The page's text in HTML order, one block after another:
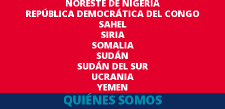
NORESTE DE NIGERIA
REPÚBLICA DEMOCRÁTICA DEL CONGO
SAHEL
SIRIA
SOMALIA
SUDÁN
SUDÁN DEL SUR
UCRANIA
YEMEN
QUIÉNES SOMOS